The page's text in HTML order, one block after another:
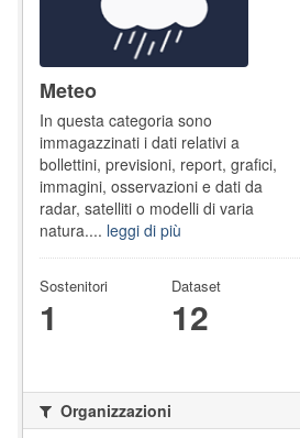
Meteo
In questa categoria sono
immagazzinati i dati relativi a
bollettini, previsioni, report, grafici,
immagini, osservazioni e dati da
radar, satelliti o modelli di varia
natura.... leggi di più
Sostenitori
1
Dataset
12
Organizzazioni